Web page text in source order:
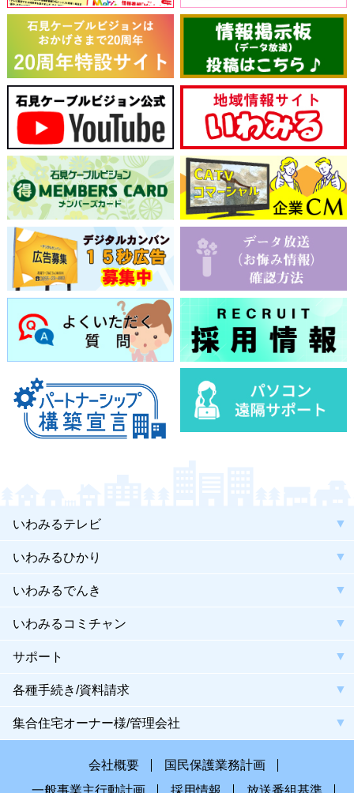
いわみるテレビ
いわみるひかり
いわみるでんき
いわみるコミチャン
サポート
各種手続き/資料請求
集合住宅オーナー様/管理会社
会社概要
国民保護業務計画
一般事業主行動計画
採用情報 放送番組基準